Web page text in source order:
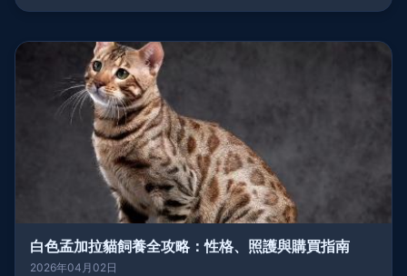
白色孟加拉貓飼養全攻略：性格、照護與購買指南
2026年04月02日